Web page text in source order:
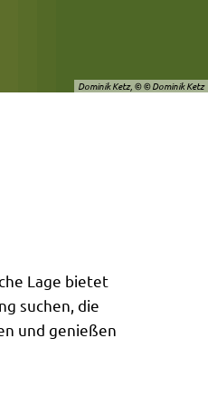
Dominik Ketz, © © Dominik Ketz
Lage bietet
suchen, die
und genießen